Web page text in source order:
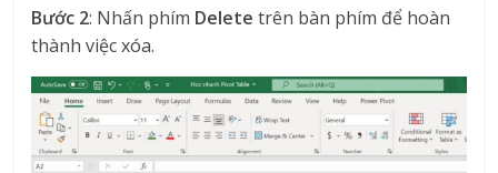
Bước 2: Nhấn phím Deletetrên bàn phím để hoàn
thành việc xóa.